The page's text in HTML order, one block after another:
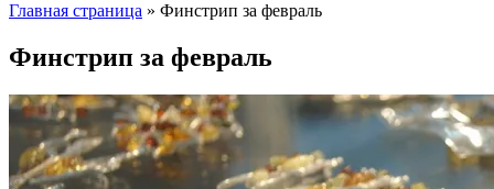
Главная страница » Финстрип за февраль
Финстрип за февраль